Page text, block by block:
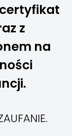
z
na